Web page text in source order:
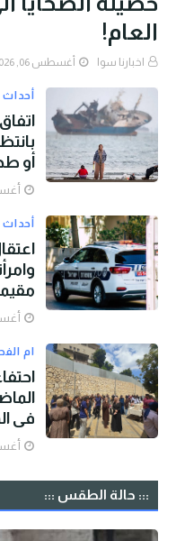
العام!
اخبارنا سوا أغسطس 06, 2026
أو
ام
في
::: حالة الطقس :::